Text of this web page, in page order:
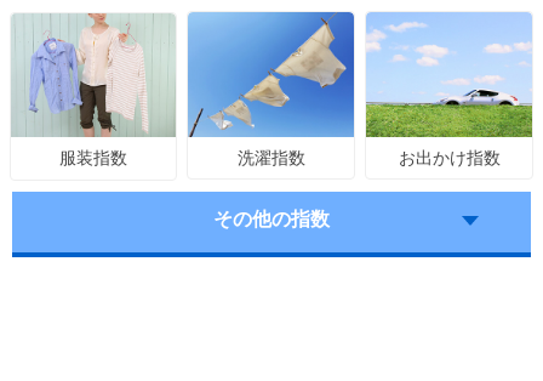
服装指数 洗濯指数 お出かけ指数
その他の指数